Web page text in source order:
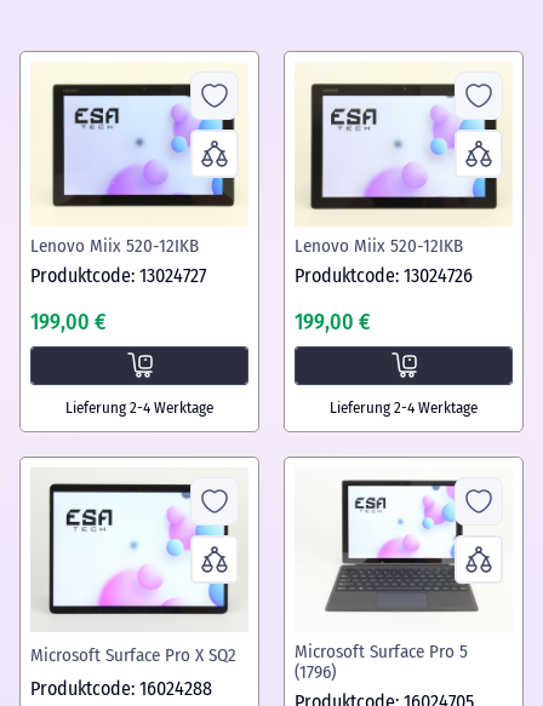
Lenovo Miix 520-12IKB
Produktcode: 13024727
199,00 €
Lieferung 2-4 Werktage
Lenovo Miix 520-12IKB
Produktcode: 13024726
199,00 €
Lieferung 2-4 Werktage
Microsoft Surface Pro X SQ2
Produktcode: 16024288
Microsoft Surface Pro 5
(1796)